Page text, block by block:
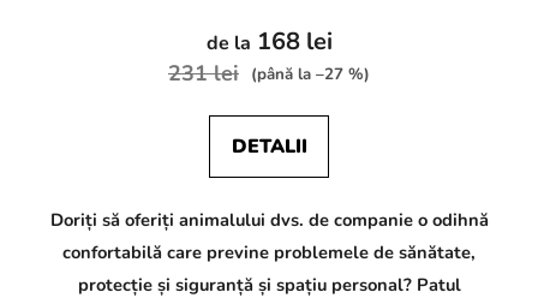
de la 168 lei
231 lei (până la –27 %)
DETALII
Doriți să oferiți animalului dvs. de companie o odihnă
confortabilă care previne problemele de sănătate,
protecție și siguranță și spațiu personal? Patul